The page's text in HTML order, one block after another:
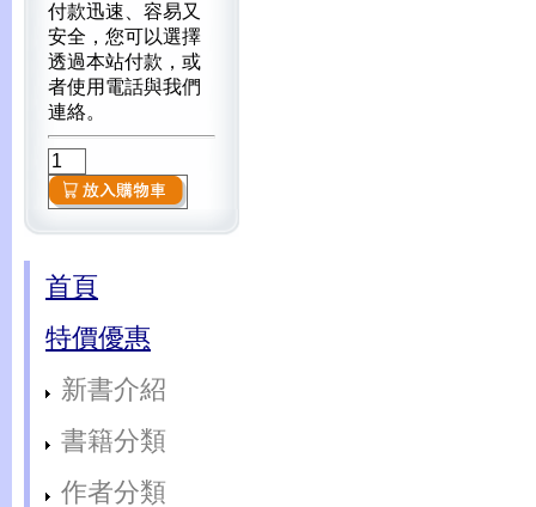
付款迅速、容易又
安全，您可以選擇
透過本站付款，或
者使用電話與我們
連絡。
首頁
特價優惠
新書介紹
書籍分類
作者分類